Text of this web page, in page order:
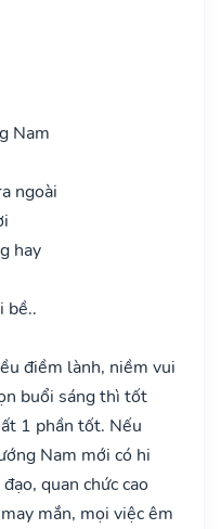
Nam
ngoài
hay
bề..
điềm lành, niềm vui
buổi sáng thì tốt
1 phần tốt. Nếu
Nam mới có hi
quan chức cao
mắn, mọi việc êm